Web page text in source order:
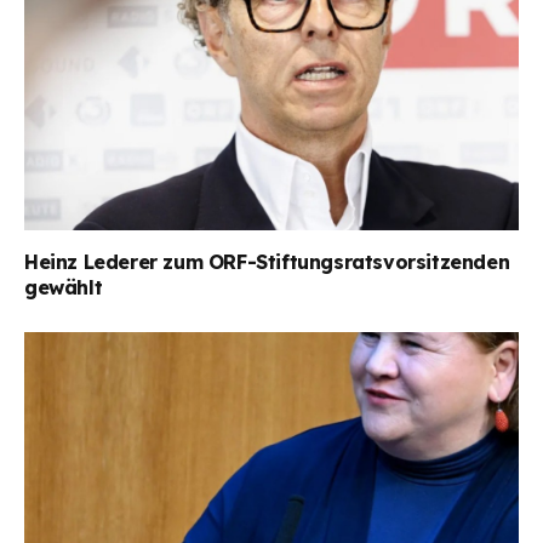
Heinz Lederer zum ORF-Stiftungsratsvorsitzenden
gewählt